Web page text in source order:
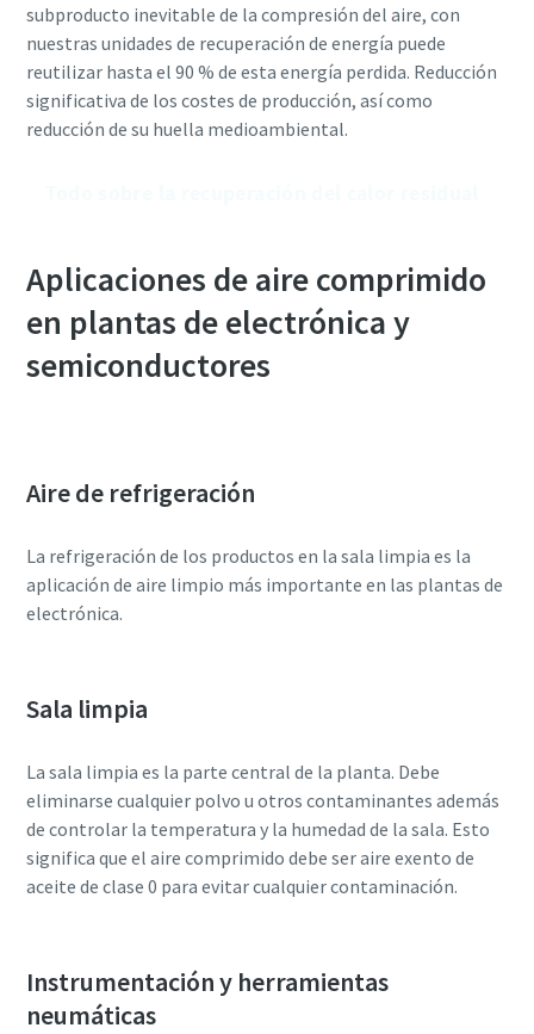
subproducto inevitable de la compresión del aire, con
nuestras unidades de recuperación de energía puede
reutilizar hasta el 90 % de esta energía perdida. Reducción
significativa de los costes de producción, así como
reducción de su huella medioambiental.
Aplicaciones de aire comprimido
en plantas de electrónica y
semiconductores
Aire de refrigeración
La refrigeración de los productos en la sala limpia es la
aplicación de aire limpio más importante en las plantas de
electrónica.
Sala limpia
La sala limpia es la parte central de la planta. Debe
eliminarse cualquier polvo u otros contaminantes además
de controlar la temperatura y la humedad de la sala. Esto
significa que el aire comprimido debe ser aire exento de
aceite de clase 0 para evitar cualquier contaminación.
Instrumentación y herramientas
neumáticas